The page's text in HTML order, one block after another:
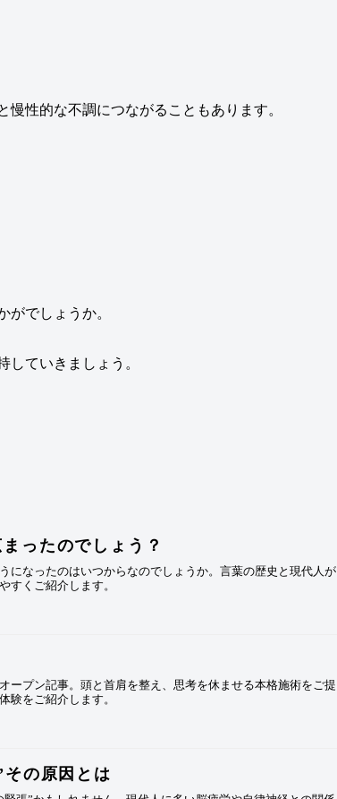
性的な不調につながることもあります。
がでしょうか。
ていきましょう。
ったのでしょう？
になったのはいつからなのでしょうか。言葉の歴史と現代人が
すくご紹介します。
ープン記事。頭と首肩を整え、思考を休ませる本格施術をご提
験をご紹介します。
の原因とは